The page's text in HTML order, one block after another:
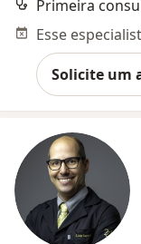
Primeira
Solicite um